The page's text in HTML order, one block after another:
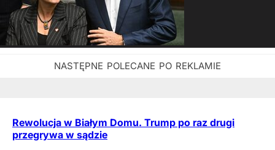
Rewolucja w Białym Domu. Trump po raz drugi
przegrywa w sądzie